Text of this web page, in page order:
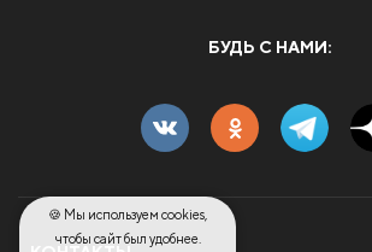
БУДЬ С НАМИ:
🍪 Мы используем cookies,
чтобы сайт был удобнее.